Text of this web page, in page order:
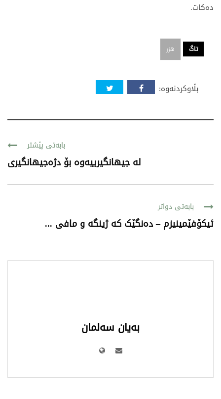
دەکات.
تاگ هزر
بڵاوکردنەوە:
بابەتی پێشتر
لە جیهانگیرییەوە بۆ دژەجیهانگیری
بابەتی دواتر
ئیکۆفێمینیزم – دەنگێک کە ژینگە و مافی ...
بەیان سەلمان